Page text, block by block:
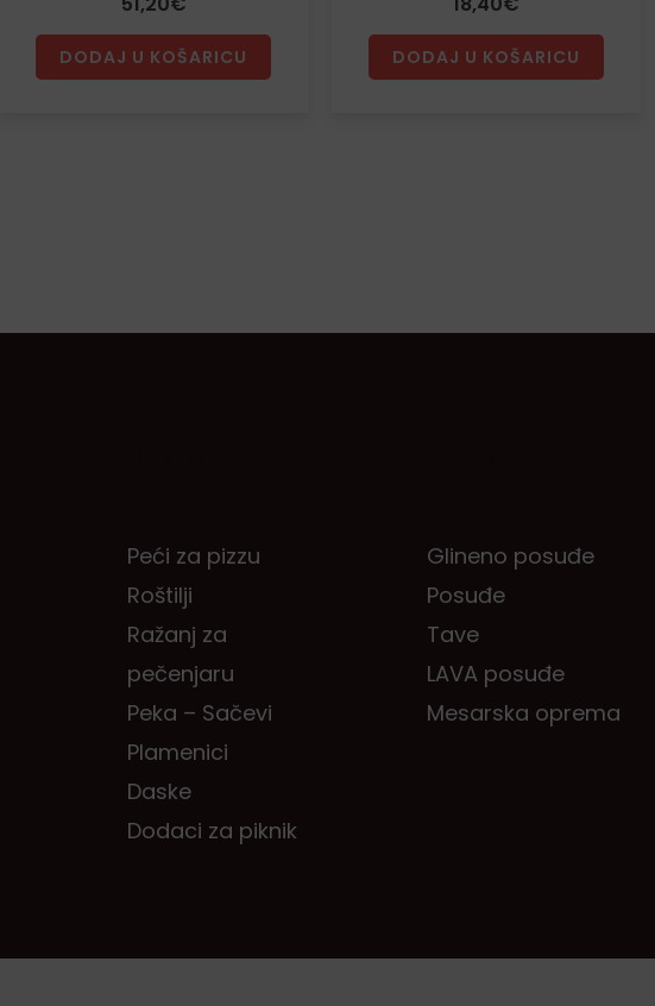
DODAJ U KOŠARICU DODAJ U KOŠARICU
Peći za pizzu
Roštilji
Ražanj za
pečenjaru
Peka – Sačevi
Plamenici
Daske
Dodaci za piknik
Glineno posuđe
Posuđe
Tave
LAVA posuđe
Mesarska oprema